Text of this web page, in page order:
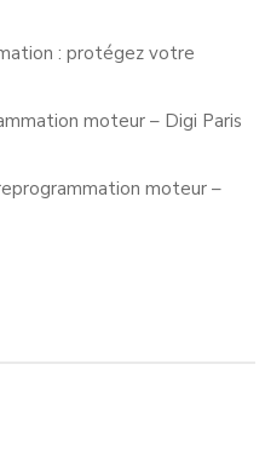
: protégez votre
moteur – Digi Paris
moteur –